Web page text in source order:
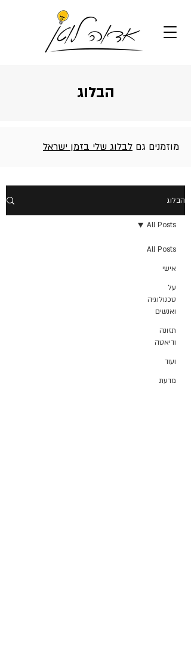
הבלוג
הבלוג
All Posts
אישי
על
טכנולוגיה
ואנשים
תזונה
ודיאטה
ועוד
מדעת
All Posts
מוזמנים גם לבלוג שלי בזמן ישראל